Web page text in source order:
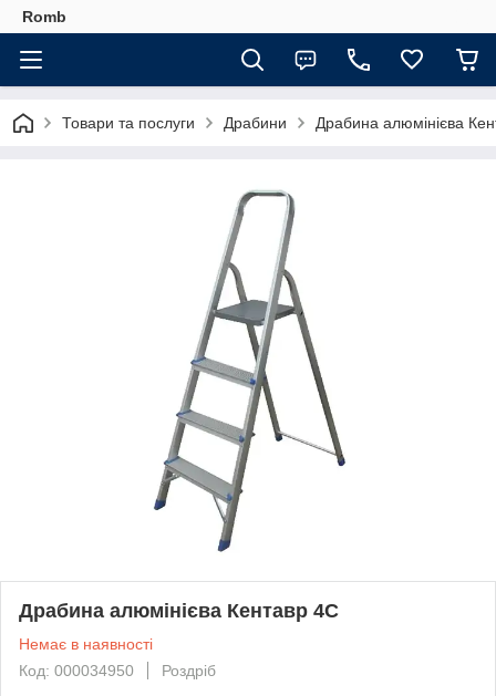
Romb
Товари та послуги Драбини Драбина алюмінієва
Драбина алюмінієва Кентавр 4С
Немає в наявності
Код: 000034950
Роздріб